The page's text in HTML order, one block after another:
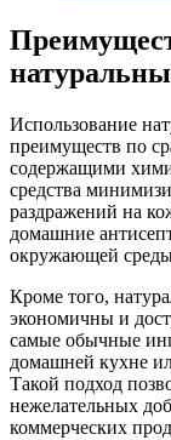
Использование
преимуществ по
содержащими
средства
раздражений на
домашние
окружающей
Кроме того,
экономичны и
самые обычные
домашней кухне
Такой подход
нежелательных
коммерческих